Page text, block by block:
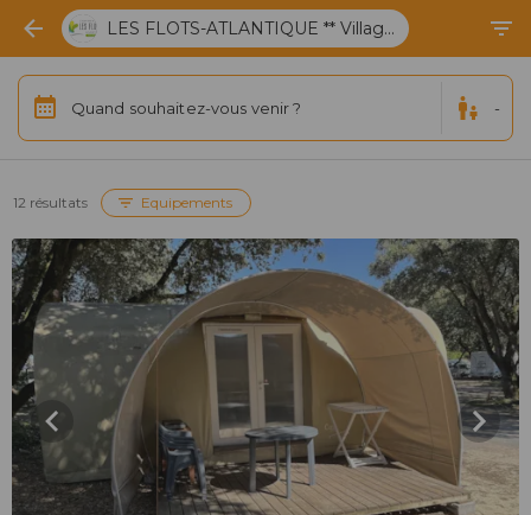
LES FLOTS-ATLANTIQUE ** Villag...
Quand souhaitez-vous venir ? -
12 résultats Equipements